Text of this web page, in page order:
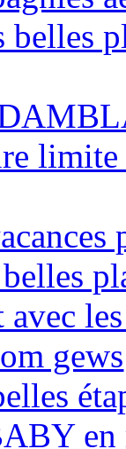
belles
limite
avec
gews
en